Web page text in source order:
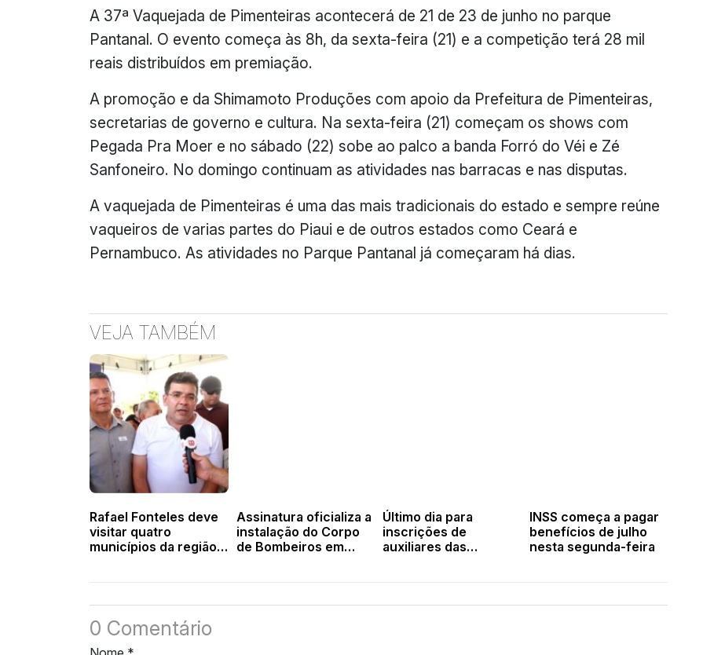
A 37ª Vaquejada de Pimenteiras acontecerá de 21 de 23 de junho no parque
Pantanal. O evento começa às 8h, da sexta-feira (21) e a competição terá 28 mil
reais distribuídos em premiação.
A promoção e da Shimamoto Produções com apoio da Prefeitura de Pimenteiras,
secretarias de governo e cultura. Na sexta-feira (21) começam os shows com
Pegada Pra Moer e no sábado (22) sobe ao palco a banda Forró do Véi e Zé
Sanfoneiro. No domingo continuam as atividades nas barracas e nas disputas.
A vaquejada de Pimenteiras é uma das mais tradicionais do estado e sempre reúne
vaqueiros de varias partes do Piaui e de outros estados como Ceará e
Pernambuco. As atividades no Parque Pantanal já começaram há dias.
VEJA TAMBÉM
Rafael Fonteles deve
visitar quatro
municípios da região
Assinatura oficializa a
instalação do Corpo
de Bombeiros em
Último dia para
inscrições de
auxiliares das
Lagoa do Sítio e
INSS começa a pagar
benefícios de julho
nesta segunda-feira
0 Comentário